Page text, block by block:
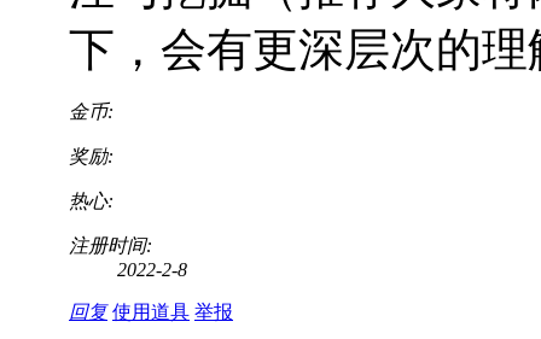
下，会有更深层次的理
金币:
奖励:
热心:
注册时间:
2022-2-8
回复 使用道具 举报